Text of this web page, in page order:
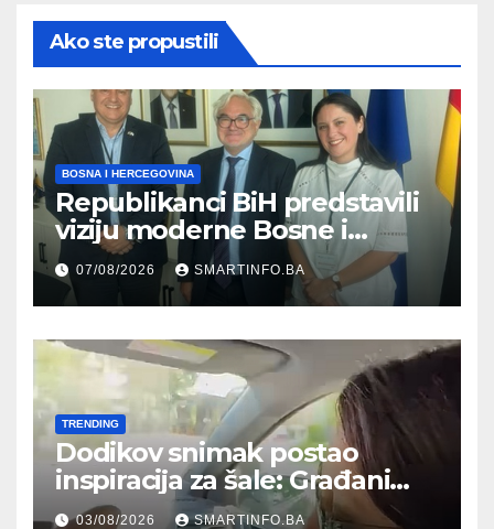
Ako ste propustili
BOSNA I HERCEGOVINA
Republikanci BiH predstavili
viziju moderne Bosne i
Hercegovine ambasadoru
Njemačke
07/08/2026 SMARTINFO.BA
TRENDING
Dodikov snimak postao
inspiracija za šale: Građani
kroz parodiju poslali poruku
03/08/2026 SMARTINFO.BA